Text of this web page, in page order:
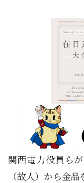
関西電力役員ら
（故人）から金